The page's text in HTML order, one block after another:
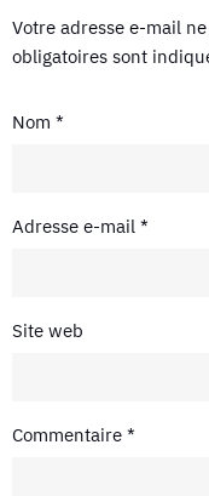
Votre adresse e-mail
obligatoires sont
Nom *
Adresse e-mail *
Site web
Commentaire *